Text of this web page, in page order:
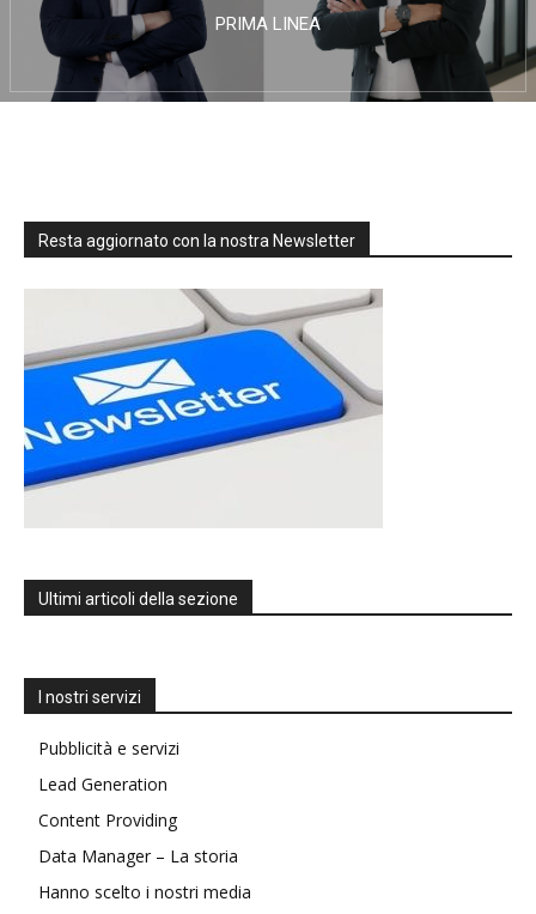
PRIMA LINEA
Resta aggiornato con la nostra Newsletter
Ultimi articoli della sezione
I nostri servizi
Pubblicità e servizi
Lead Generation
Content Providing
Data Manager – La storia
Hanno scelto i nostri media